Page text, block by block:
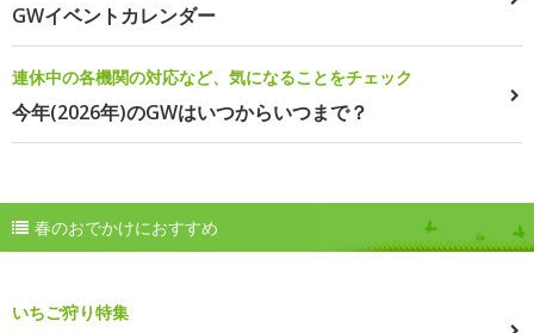
GWイベントカレンダー
連休中の各機関の対応など、気になることをチェック
今年(2026年)のGWはいつからいつまで？
春のおでかけにおすすめ
いちご狩り特集